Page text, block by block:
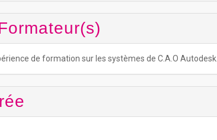
de formation sur les systèmes de C.A.O Autodesk.